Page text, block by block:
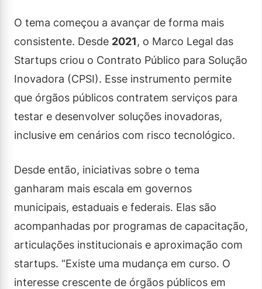
O tema começou a avançar de forma mais
consistente. Desde 2021, o Marco Legal das
Startups criou o Contrato Público para Solução
Inovadora (CPSI). Esse instrumento permite
que órgãos públicos contratem serviços para
testar e desenvolver soluções inovadoras,
inclusive em cenários com risco tecnológico.
Desde então, iniciativas sobre o tema
ganharam mais escala em governos
municipais, estaduais e federais. Elas são
acompanhadas por programas de capacitação,
articulações institucionais e aproximação com
startups. “Existe uma mudança em curso. O
interesse crescente de órgãos públicos em